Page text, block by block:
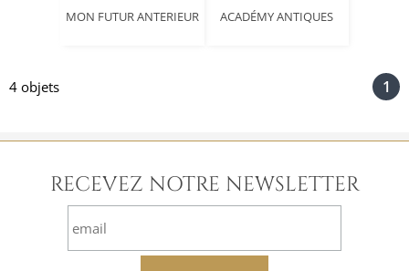
MON FUTUR ANTERIEUR ACADÉMY ANTIQUES
4 objets 1
RECEVEZ NOTRE NEWSLETTER
email